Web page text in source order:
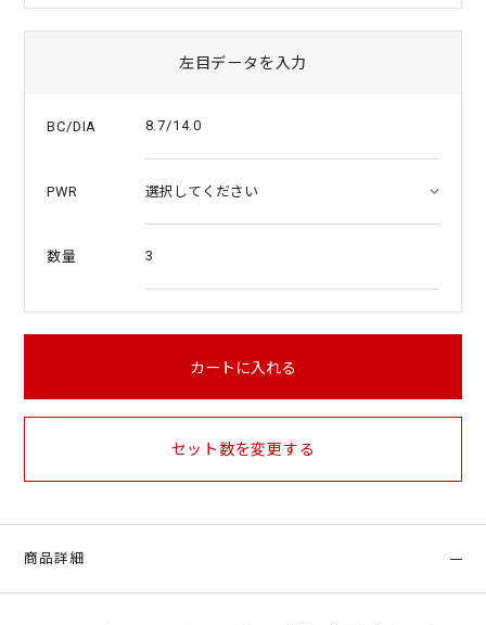
左目データを入力
BC/DIA 8.7/14.0
PWR
数量 3
カートに入れる
セット数を変更する
商品詳細